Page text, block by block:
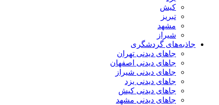
کیش
تبریز
مشهد
شیراز
جاذبه‌های گردشگری
جاهای دیدنی تهران
جاهای دیدنی اصفهان
جاهای دیدنی شیراز
جاهای دیدنی یزد
جاهای دیدنی کیش
جاهای دیدنی مشهد